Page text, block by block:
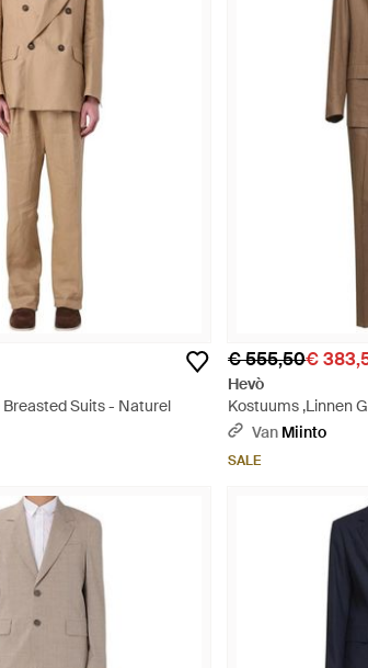
Suits - Naturel
€ 555,50€
Hevò
Kostuums ,Linnen
Van Miinto
SALE